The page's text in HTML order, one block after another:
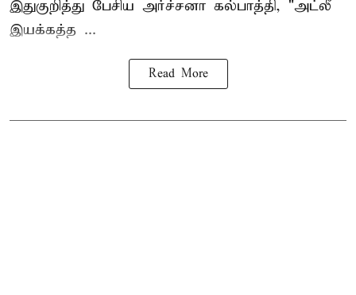
இதுகுறித்து பேசிய அர்ச்சனா கல்பாத்தி, "அட்லீ
இயக்கத்த ...
Read More